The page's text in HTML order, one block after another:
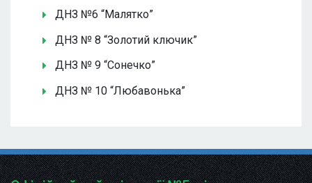
ДНЗ №6 “Малятко”
ДНЗ № 8 “Золотий ключик”
ДНЗ № 9 “Сонечко”
ДНЗ № 10 “Любавонька”